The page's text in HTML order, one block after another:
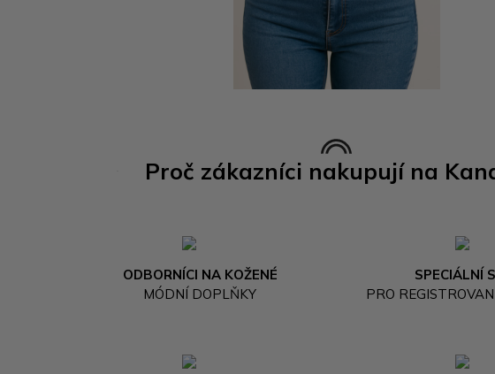
Proč zákazníci nakupují na
ODBORNÍCI NA KOŽENÉ
MÓDNÍ DOPLŇKY
SPECIÁLNÍ
PRO